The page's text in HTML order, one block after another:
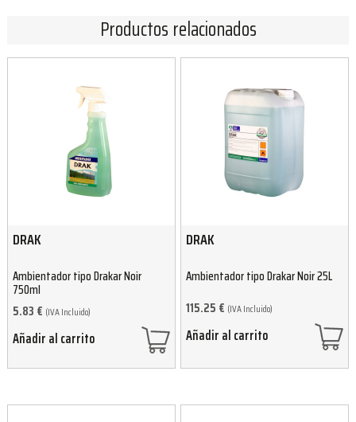
Productos relacionados
DRAK
Ambientador tipo Drakar Noir
750ml
5.83 € (IVA Incluido)
Añadir al carrito
DRAK
Ambientador tipo Drakar Noir 25L
115.25 € (IVA Incluido)
Añadir al carrito